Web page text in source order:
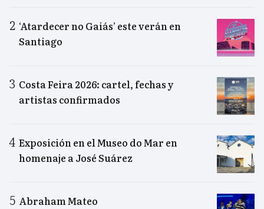
‘Atardecer no Gaiás’ este verán en
Santiago
Costa Feira 2026: cartel, fechas y
artistas confirmados
Exposición en el Museo do Mar en
homenaje a José Suárez
Abraham Mateo